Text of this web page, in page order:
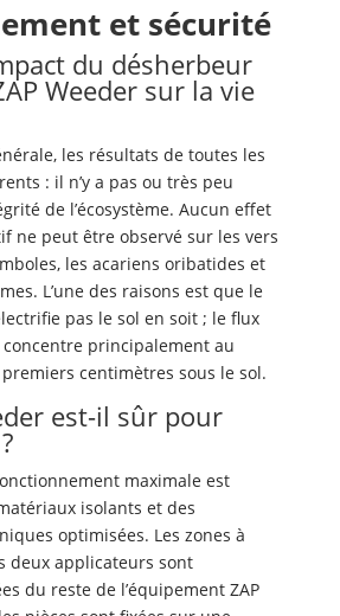
et sécurité
du désherbeur
Weeder sur la vie
les résultats de toutes les
: il n’y a pas ou très peu
de l’écosystème. Aucun effet
ne peut être observé sur les vers
les acariens oribatides et
L’une des raisons est que le
pas le sol en soit ; le flux
principalement au
centimètres sous le sol.
est-il sûr pour
maximale est
isolants et des
optimisées. Les zones à
deux applicateurs sont
du reste de l’équipement ZAP